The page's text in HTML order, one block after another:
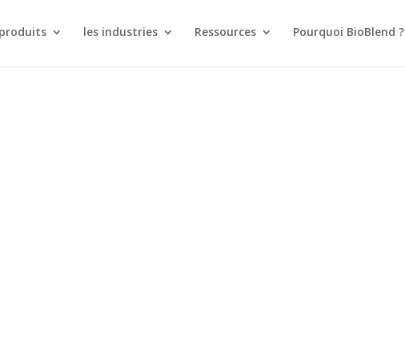
les industries Ressources Pourquoi BioBlend ?